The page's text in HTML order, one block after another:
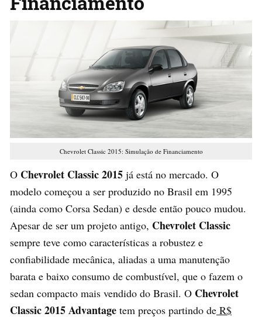
Chevrolet Classic 2015: Simulação de Financiamento
O Chevrolet Classic 2015 já está no mercado. O
modelo começou a ser produzido no Brasil em 1995
(ainda como Corsa Sedan) e desde então pouco mudou.
Apesar de ser um projeto antigo, Chevrolet Classic
sempre teve como características a robustez e
confiabilidade mecânica, aliadas a uma manutenção
barata e baixo consumo de combustível, que o fazem o
sedan compacto mais vendido do Brasil. O Chevrolet
Classic 2015Advantage tem preços partindo de R$